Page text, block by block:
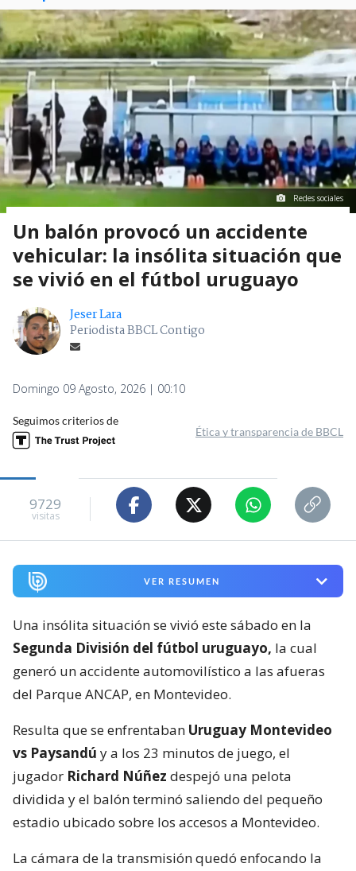
Redes sociales
Un balón provocó un accidente
vehicular: la insólita situación que
se vivió en el fútbol uruguayo
Jeser Lara
Periodista BBCL Contigo
Domingo 09 Agosto, 2026 | 00:10
Seguimos criterios de
Ética y transparencia de BBCL
9729
visitas
VER RESUMEN
Una insólita situación se vivió este sábado en la
Segunda División del fútbol uruguayo, la cual
generó un accidente automovilístico a las afueras
del Parque ANCAP, en Montevideo.
Resulta que se enfrentaban Uruguay Montevideo
vs Paysandú y a los 23 minutos de juego, el
jugador Richard Núñez despejó una pelota
dividida y el balón terminó saliendo del pequeño
estadio ubicado sobre los accesos a Montevideo.
La cámara de la transmisión quedó enfocando la